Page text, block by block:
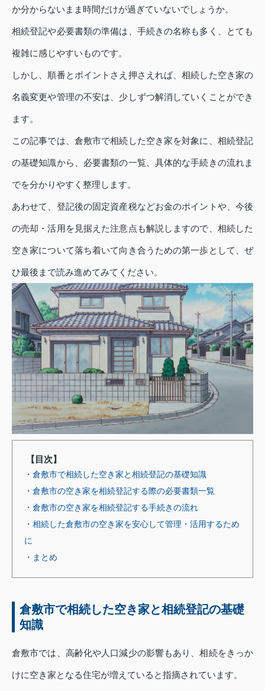
か分からないまま時間だけが過ぎていないでしょうか。
相続登記や必要書類の準備は、手続きの名称も多く、とても
複雑に感じやすいものです。
しかし、順番とポイントさえ押さえれば、相続した空き家の
名義変更や管理の不安は、少しずつ解消していくことができ
ます。
この記事では、倉敷市で相続した空き家を対象に、相続登記
の基礎知識から、必要書類の一覧、具体的な手続きの流れま
でを分かりやすく整理します。
あわせて、登記後の固定資産税などお金のポイントや、今後
の売却・活用を見据えた注意点も解説しますので、相続した
空き家について落ち着いて向き合うための第一歩として、ぜ
ひ最後まで読み進めてみてください。
【目次】
・倉敷市で相続した空き家と相続登記の基礎知識
・倉敷市の空き家を相続登記する際の必要書類一覧
・倉敷市の空き家を相続登記する手続きの流れ
・相続した倉敷市の空き家を安心して管理・活用するため
に
・まとめ
倉敷市で相続した空き家と相続登記の基礎
知識
倉敷市では、高齢化や人口減少の影響もあり、相続をきっか
けに空き家となる住宅が増えていると指摘されています。